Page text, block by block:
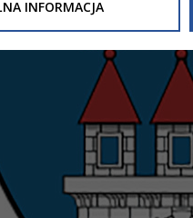
nie wymaga od Państwa
INFORMACJA